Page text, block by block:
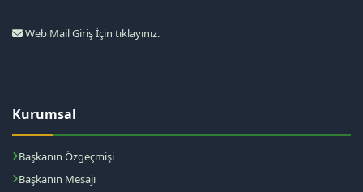
Web Mail Giriş İçin tıklayınız.
Kurumsal
Başkanın Özgeçmişi
Başkanın Mesajı